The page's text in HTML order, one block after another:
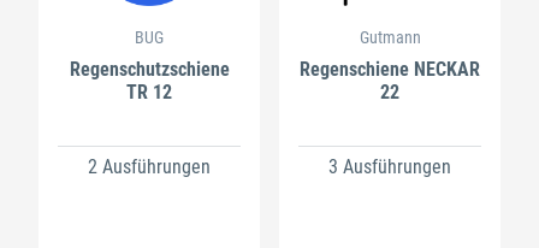
BUG
Regenschutzschiene
TR 12
2 Ausführungen
Gutmann
Regenschiene NECKAR
22
3 Ausführungen